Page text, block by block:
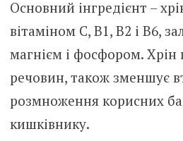
Основний інгредієнт –
вітаміном С, В1, В2 і В6,
магнієм і фосфором.
речовин, також зменшує
розмноження корисних
кишківнику.